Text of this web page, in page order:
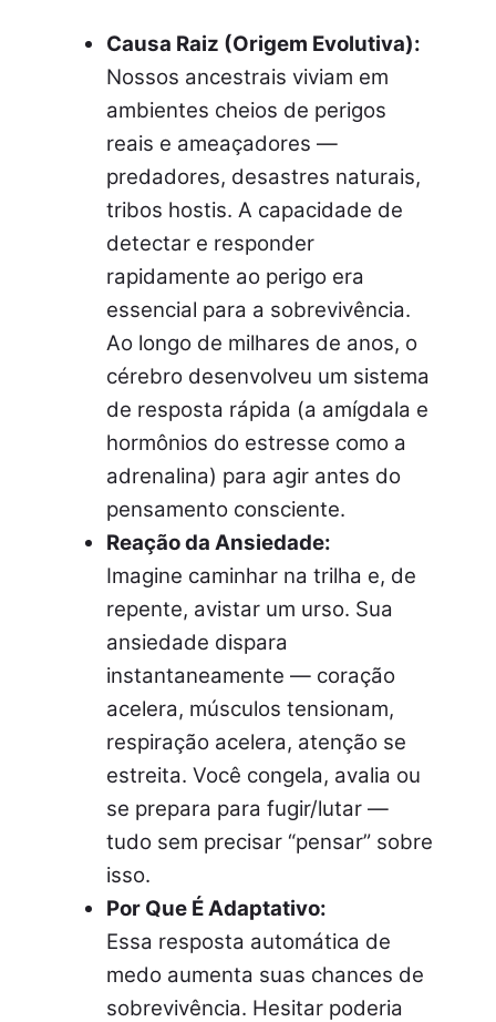
Causa Raiz (Origem Evolutiva):
Nossos ancestrais viviam em
ambientes cheios de perigos
reais e ameaçadores —
predadores, desastres naturais,
tribos hostis. A capacidade de
detectar e responder
rapidamente ao perigo era
essencial para a sobrevivência.
Ao longo de milhares de anos, o
cérebro desenvolveu um sistema
de resposta rápida (a amígdala e
hormônios do estresse como a
adrenalina) para agir antes do
pensamento consciente.
Reação da Ansiedade:
Imagine caminhar na trilha e, de
repente, avistar um urso. Sua
ansiedade dispara
instantaneamente — coração
acelera, músculos tensionam,
respiração acelera, atenção se
estreita. Você congela, avalia ou
se prepara para fugir/lutar —
tudo sem precisar “pensar” sobre
isso.
Por Que É Adaptativo:
Essa resposta automática de
medo aumenta suas chances de
sobrevivência. Hesitar poderia